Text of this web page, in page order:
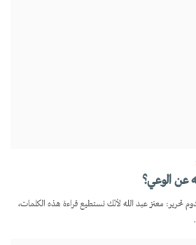
عن الوعي؟
معتز عبد الله لأنّك تستطيع قراءة هذه الكلمات،